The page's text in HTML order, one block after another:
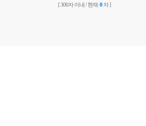
[ 300자 이내 / 현재:0 자 ]